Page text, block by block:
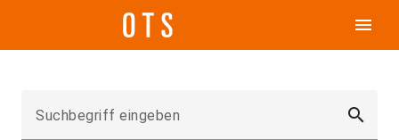
menu
Suchbegriff eingeben search